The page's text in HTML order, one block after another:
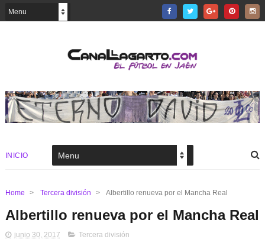
INICIO
Home > Tercera división > Albertillo renueva por el Mancha Real
Albertillo renueva por el Mancha Real
junio 30, 2017 Tercera división